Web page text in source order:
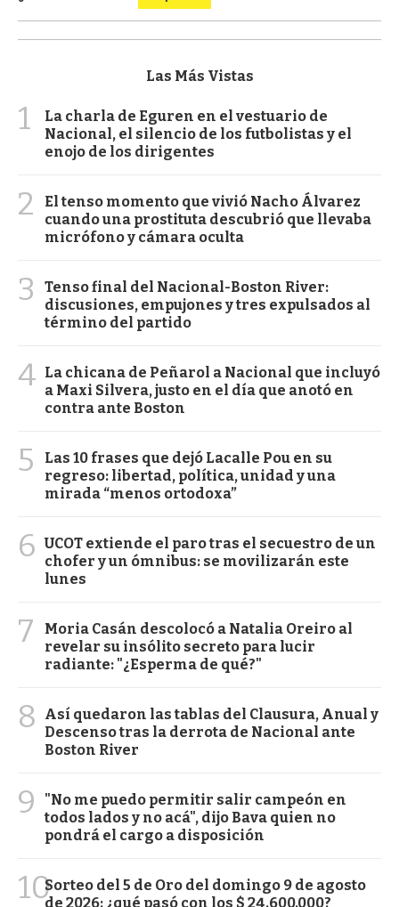
Las Más Vistas
1
La charla de Eguren en el vestuario de
Nacional, el silencio de los futbolistas y el
enojo de los dirigentes
2
El tenso momento que vivió Nacho Álvarez
cuando una prostituta descubrió que llevaba
micrófono y cámara oculta
3
Tenso final del Nacional-Boston River:
discusiones, empujones y tres expulsados al
término del partido
4 La chicana de Peñarol a Nacional que incluyó
a Maxi Silvera, justo en el día que anotó en
contra ante Boston
5
Las 10 frases que dejó Lacalle Pou en su
regreso: libertad, política, unidad y una
mirada “menos ortodoxa”
6 UCOT extiende el paro tras el secuestro de un
chofer y un ómnibus: se movilizarán este
lunes
7
Moria Casán descolocó a Natalia Oreiro al
revelar su insólito secreto para lucir
radiante: "¿Esperma de qué?"
8
Así quedaron las tablas del Clausura, Anual y
Descenso tras la derrota de Nacional ante
Boston River
9
"No me puedo permitir salir campeón en
todos lados y no acá", dijo Bava quien no
pondrá el cargo a disposición
10Sorteo del 5 de Oro del domingo 9 de agosto
de 2026: ¿qué pasó con los $ 24.600.000?